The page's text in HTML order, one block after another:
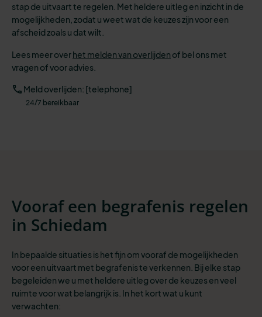
stap de uitvaart te regelen. Met heldere uitleg en inzicht in de
mogelijkheden, zodat u weet wat de keuzes zijn voor een
afscheid zoals u dat wilt.
Lees meer overhet melden van overlijden of bel ons met
vragen of voor advies.
Meld overlijden: [telephone]
24/7 bereikbaar
Vooraf een begrafenis regelen
in Schiedam
In bepaalde situaties is het fijn om vooraf de mogelijkheden
voor een uitvaart met begrafenis te verkennen. Bij elke stap
begeleiden we u met heldere uitleg over de keuzes en veel
ruimte voor wat belangrijk is. In het kort wat u kunt
verwachten: